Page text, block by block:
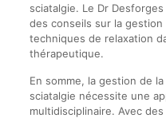
sciatalgie. Le Dr
des conseils sur la
techniques de relaxation
thérapeutique.
En somme, la gestion de
sciatalgie nécessite une
multidisciplinaire. Avec